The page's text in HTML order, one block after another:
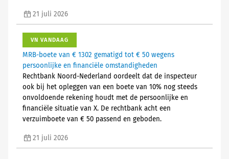
21 juli 2026
VN VANDAAG
MRB-boete van € 1302 gematigd tot € 50 wegens
persoonlijke en financiële omstandigheden
Rechtbank Noord-Nederland oordeelt dat de inspecteur
ook bij het opleggen van een boete van 10% nog steeds
onvoldoende rekening houdt met de persoonlijke en
financiële situatie van X. De rechtbank acht een
verzuimboete van € 50 passend en geboden.
21 juli 2026